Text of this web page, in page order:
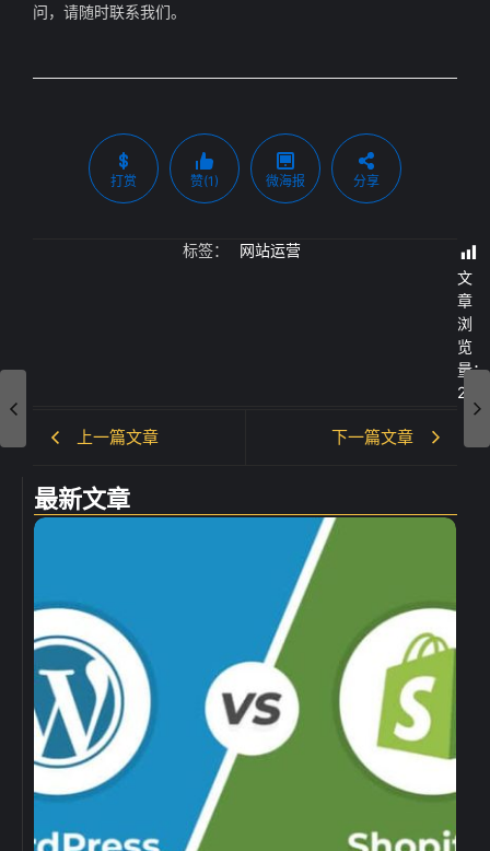
问，请随时联系我们。
打赏 赞(1) 微海报 分享
标签： 网站运营
文
章
浏
览
量：
282
上一篇文章 下一篇文章
最新文章